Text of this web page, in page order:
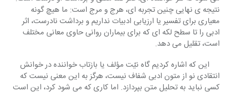
نتیجه ی نهایی چنین تجربه ای، هرج و مرج است: ما هیچ گونه
معیاری برای تفسیر یا ارزیابی ادبیات نداریم و برداشت نادرست، اثر
ادبی را تا سطح لکه ای که برای بیماران روانی حاوی معانی مختلف
است، تقلیل می دهد.
این که اشاره کردیم گاه نیّت مؤلف یا بازتاب خواننده در خوانش
انتقادی نو از متون ادبی شفاف نیست، هرگز به این معنی نیست که
کسی نباید به تحلیل متن بپردازد. اما کاری که می شود کرد، این است